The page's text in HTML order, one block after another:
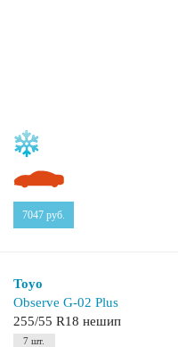
7047 руб.
Toyo
Observe G-02 Plus
255/55 R18 нешип
7 шт.